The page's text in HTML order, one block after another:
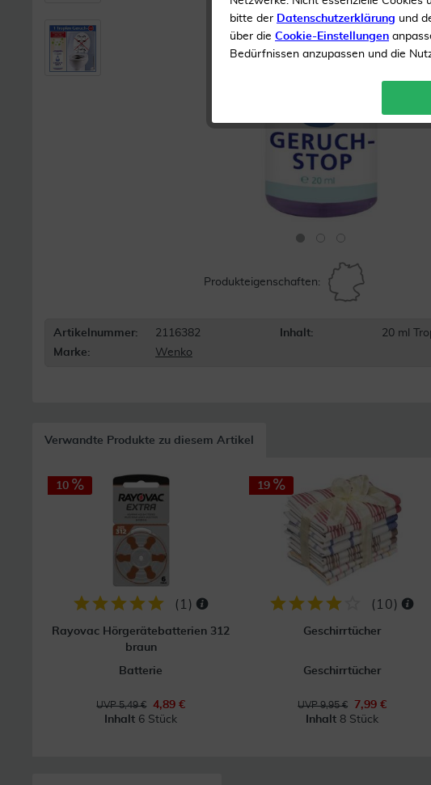
Produkteigenschaften:
Artikelnummer: 2116382 Inhalt:
20 ml
Marke:
Wenko
Verwandte Produkte zu diesem Artikel
10
( 1 )
Rayovac Hörgerätebatterien 312
braun
Batterie
UVP 5,49 €
4,89 €
Inhalt 6 Stück
19
( 10)
Geschirrtücher
Geschirrtücher
UVP 9,95 €
7,99 €
Inhalt 8 Stück
bitte der Datenschutzerklärung und
über die Cookie-Einstellungen
Bedürfnissen anzupassen und die